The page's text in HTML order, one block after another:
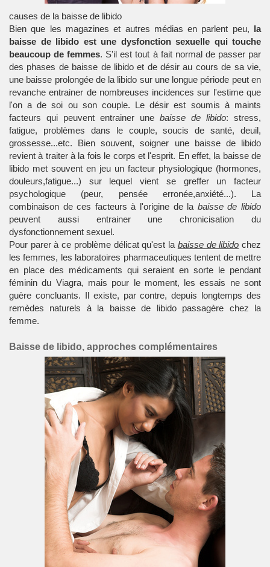
causes de la baisse de libido
Bien que les magazines et autres médias en parlent peu, la
baisse de libido est une dysfonction sexuelle qui touche
beaucoup de femmes. S'il est tout à fait normal de passer par
des phases de baisse de libidoet de désir au cours de sa vie,
une baisse prolongée de la libido sur une longue période peut en
revanche entrainer de nombreuses incidences sur l'estime que
l'on a de soi ou son couple. Le désir est soumis à maints
facteurs qui peuvent entrainer une baisse de libido: stress,
fatigue, problèmes dans le couple, soucis de santé, deuil,
grossesse...etc. Bien souvent, soigner une baisse de libido
revient à traiter à la fois le corps et l'esprit. En effet, la baisse de
libido met souvent en jeu un facteur physiologique (hormones,
douleurs,fatigue...) sur lequel vient se greffer un facteur
psychologique (peur, pensée erronée,anxiété...). La
combinaison de ces facteurs à l'origine de la baisse de libido
peuvent aussi entrainer une chronicisation du
dysfonctionnement sexuel.
Pour parer à ce problème délicat qu'est la baisse de libido chez
les femmes, les laboratoires pharmaceutiques tentent de mettre
en place des médicaments qui seraient en sorte le pendant
féminin du Viagra, mais pour le moment, les essais ne sont
guère concluants. Il existe, par contre, depuis longtemps des
remèdes naturels à la baisse de libido passagère chez la
femme.
Baisse de libido, approches complémentaires